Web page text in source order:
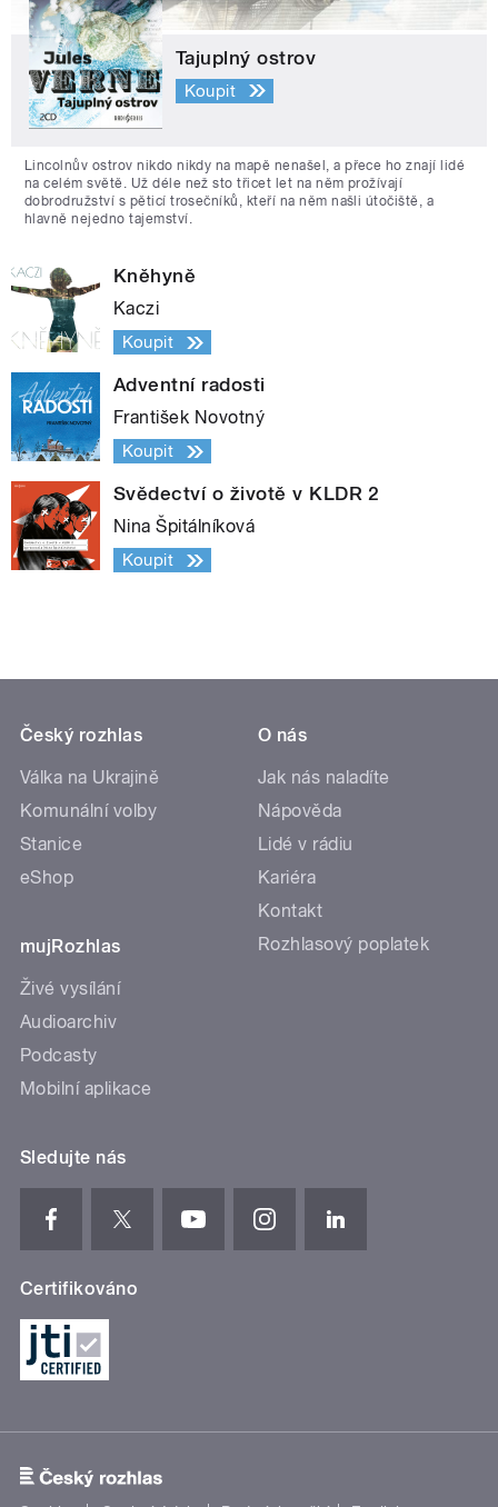
Tajuplný ostrov
Koupit
Lincolnův ostrov nikdo nikdy na mapě nenašel, a přece ho znají lidé
na celém světě. Už déle než sto třicet let na něm prožívají
dobrodružství s pěticí trosečníků, kteří na něm našli útočiště, a
hlavně nejedno tajemství.
Kněhyně
Kaczi
Koupit
Adventní radosti
František Novotný
Koupit
Svědectví o životě v KLDR 2
Nina Špitálníková
Koupit
Český rozhlas
Válka na Ukrajině
Komunální volby
Stanice
eShop
mujRozhlas
Živé vysílání
Audioarchiv
Podcasty
Mobilní aplikace
O nás
Jak nás naladíte
Nápověda
Lidé v rádiu
Kariéra
Kontakt
Rozhlasový poplatek
Sledujte nás
Certifikováno